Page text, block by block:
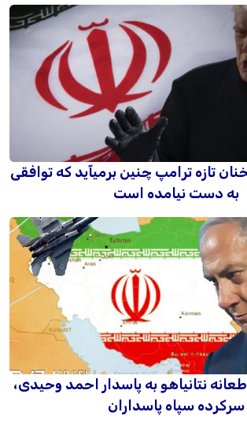
تازه ترامپ چنین برمیآید که توافقی
به دست نیامده است
نتانیاهو به پاسدار احمد وحیدی،
سرکرده سپاه پاسداران